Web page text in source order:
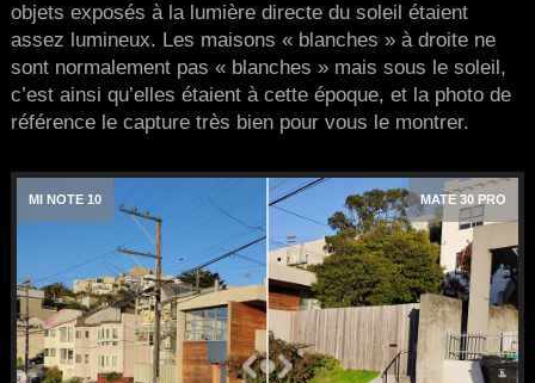
objets exposés à la lumière directe du soleil étaient
assez lumineux. Les maisons « blanches » à droite ne
sont normalement pas « blanches » mais sous le soleil,
c’est ainsi qu’elles étaient à cette époque, et la photo de
référence le capture très bien pour vous le montrer.
MI NOTE 10 MATE 30 PRO